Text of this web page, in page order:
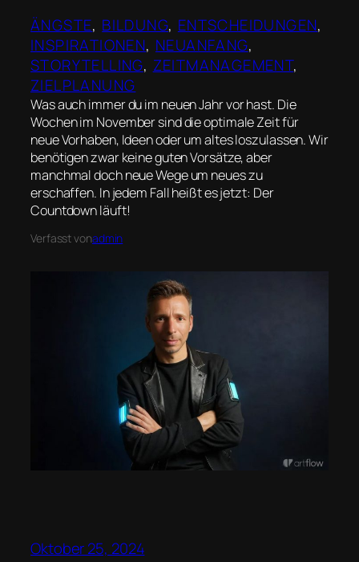
ÄNGSTE, BILDUNG, ENTSCHEIDUNGEN
INSPIRATIONEN, NEUANFANG
STORYTELLING, ZEITMANAGEMENT
ZIELPLANUNG
Was auch immer du im neuen Jahr vor hast. Die
Wochen im November sind die optimale Zeit für
neue Vorhaben, Ideen oder um altes loszulassen. Wir
benötigen zwar keine guten Vorsätze, aber
manchmal doch neue Wege um neues zu
erschaffen. In jedem Fall heißt es jetzt: Der
Countdown läuft!
Verfasst vonadmin
Oktober 25, 2024